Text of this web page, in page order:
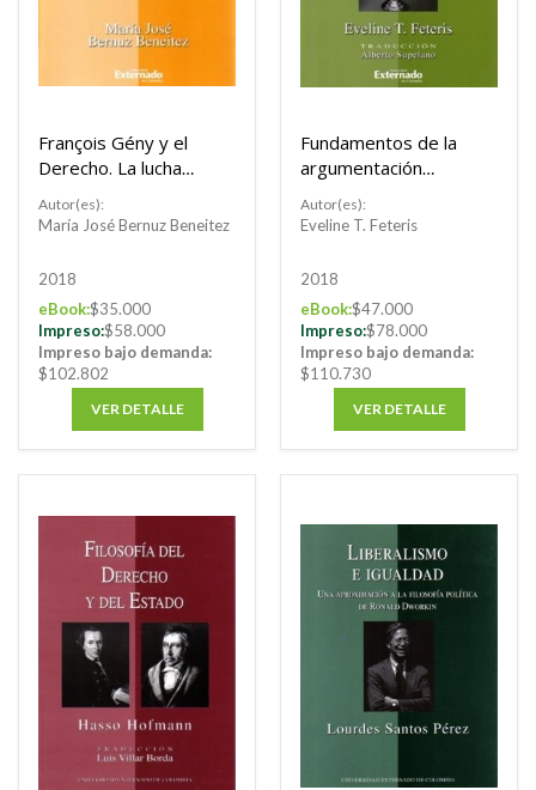
François Gény y el
Derecho. La lucha
contra el método
exegético
Autor(es):
María José Bernuz Beneitez
2018
eBook:$35.000
Impreso:$58.000
Impreso bajo demanda:
$102.802
VER DETALLE
Fundamentos de la
argumentación
jurídica. Revisión de
las teorías sobre la
decisiones judiciales
Autor(es):
Eveline T. Feteris
2018
eBook:$47.000
Impreso:$78.000
Impreso bajo demanda:
$110.730
VER DETALLE